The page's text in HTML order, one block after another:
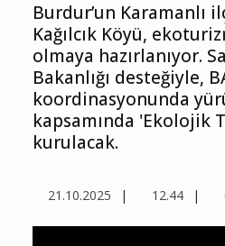
Burdur’un Karamanlı
Kağılcık Köyü,
olmaya hazırlanıyor.
Bakanlığı desteğiyle,
koordinasyonunda
kapsamında 'Ekolojik
kurulacak.
21.10.2025 12.44